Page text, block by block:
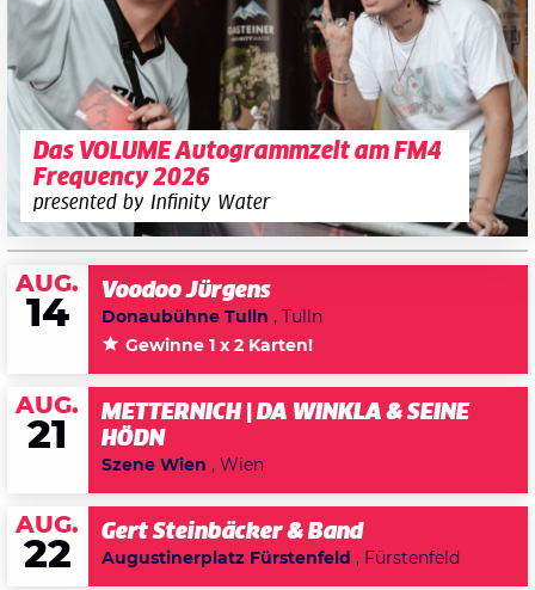
Das VOLUME Autogrammzelt am FM4
Frequency 2026
presented by Infinity Water
AUG.
14
Voodoo Jürgens
Donaubühne Tulln , Tulln
Gewinne 1 x 2 Karten!
AUG.
21
METTERNICH | DA WINKLA & SEINE
HÖDN
Szene Wien , Wien
AUG.
22
Gert Steinbäcker & Band
Augustinerplatz Fürstenfeld , Fürstenfeld